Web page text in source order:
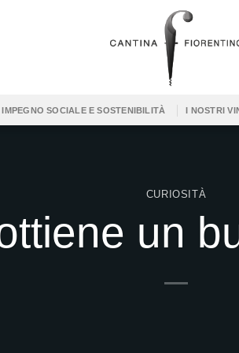
IMPEGNO SOCIALE E SOSTENIBILITÀ I NOSTRI
CURIOSITÀ
un